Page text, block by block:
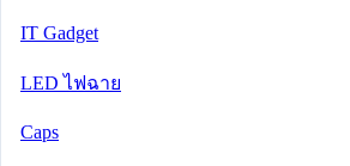
IT Gadget
LED ไฟฉาย
Caps